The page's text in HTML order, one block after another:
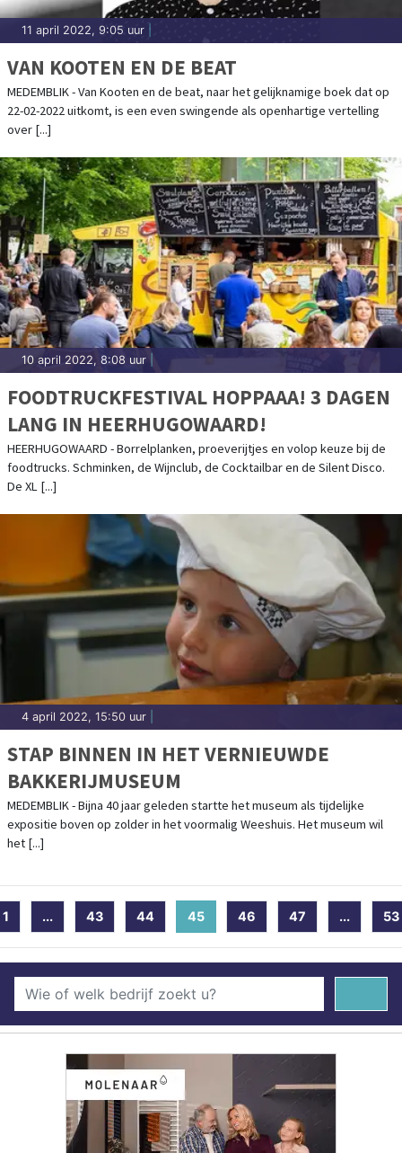
11 april 2022, 9:05 uur
VAN KOOTEN EN DE BEAT
MEDEMBLIK - Van Kooten en de beat, naar het gelijknamige boek dat op
22-02-2022 uitkomt, is een even swingende als openhartige vertelling
over [...]
10 april 2022, 8:08 uur
FOODTRUCKFESTIVAL HOPPAAA! 3 DAGEN
LANG IN HEERHUGOWAARD!
HEERHUGOWAARD - Borrelplanken, proeverijtjes en volop keuze bij de
foodtrucks. Schminken, de Wijnclub, de Cocktailbar en de Silent Disco.
De XL [...]
4 april 2022, 15:50 uur
STAP BINNEN IN HET VERNIEUWDE
BAKKERIJMUSEUM
MEDEMBLIK - Bijna 40 jaar geleden startte het museum als tijdelijke
expositie boven op zolder in het voormalig Weeshuis. Het museum wil
het [...]
1 ... 43 44 45 (current)
46 47 ... 53